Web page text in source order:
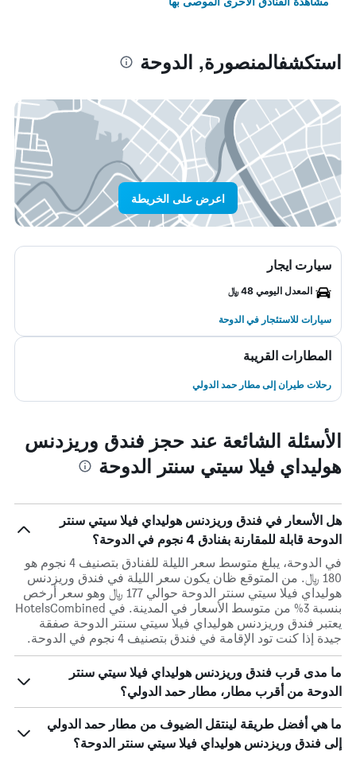
استكشفالمنصورة, الدوحة
اعرض على الخريطة
سيارت ايجار
المعدل اليومي 48 ﷼
سيارات للاستئجار في الدوحة
المطارات القريبة
رحلات طيران إلى مطار حمد الدولي
الأسئلة الشائعة عند حجز فندق وريزدنس
هوليداي فيلا سيتي سنتر الدوحة
هل الأسعار في فندق وريزدنس هوليداي فيلا سيتي سنتر
الدوحة قابلة للمقارنة بفنادق 4 نجوم في الدوحة؟
في الدوحة، يبلغ متوسط ​​سعر الليلة للفنادق بتصنيف 4 نجوم هو
180 ﷼. من المتوقع ظان يكون سعر الليلة في فندق وريزدنس
هوليداي فيلا سيتي سنتر الدوحة حوالي 177 ﷼ وهو سعر أرخص
بنسبة 3% من متوسط الأسعار في المدينة. في HotelsCombined
يعتبر فندق وريزدنس هوليداي فيلا سيتي سنتر الدوحة صفقة
جيدة إذا كنت تود الإقامة في فندق بتصنيف 4 نجوم في الدوحة.
ما مدى قرب فندق وريزدنس هوليداي فيلا سيتي سنتر
الدوحة من أقرب مطار، مطار حمد الدولي؟
ما هي أفضل طريقة لينتقل الضيوف من مطار حمد الدولي
إلى فندق وريزدنس هوليداي فيلا سيتي سنتر الدوحة؟